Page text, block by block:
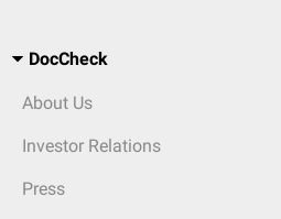
DocCheck
About Us
Investor Relations
Press